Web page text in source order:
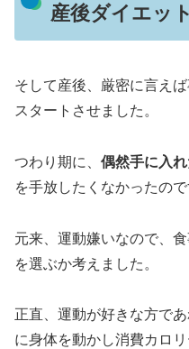
産後ダイエッ
そして産後、厳密に言え
スタートさせました。
つわり期に、 偶然手に入
を手放したくなかったので
元来、運動嫌いなので、
を選ぶか考えました。
正直、運動が好きな方で
に身体を動かし消費カロ